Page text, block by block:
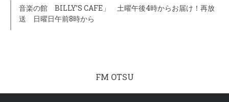
音楽の館 BILLY’S CAFE」 土曜午後4時からお届け！再放
送 日曜日午前8時から
FM OTSU